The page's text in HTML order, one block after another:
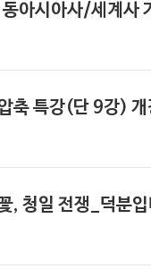
아시아사/세계사
특강(단 9강) 개
청일 전쟁_덕분입